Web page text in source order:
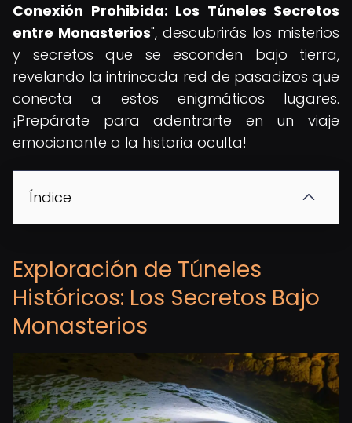
Conexión Prohibida: Los Túneles Secretos
entre Monasterios", descubrirás los misterios
y secretos que se esconden bajo tierra,
revelando la intrincada red de pasadizos que
conecta a estos enigmáticos lugares.
¡Prepárate para adentrarte en un viaje
emocionante a la historia oculta!
Índice
Exploración de Túneles
Históricos: Los Secretos Bajo
Monasterios